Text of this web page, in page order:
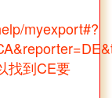
myexport#?
找到CE要